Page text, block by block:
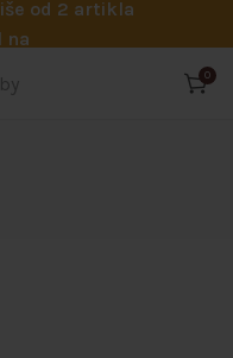
od 2 artikla
na
0